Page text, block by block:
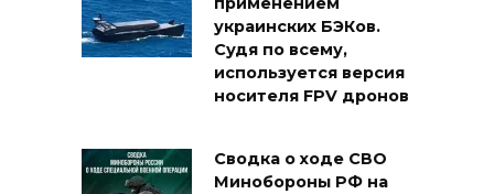
применением
украинских БЭКов.
Судя по всему,
используется версия
носителя FPV дронов
Сводка о ходе СВО
Минобороны РФ на